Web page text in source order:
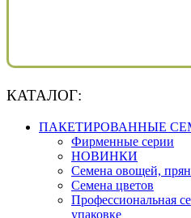
КАТАЛОГ:
ПАКЕТИРОВАННЫЕ
Фирменные серии
НОВИНКИ
Семена овощей,
Семена цветов
Профессиональная
упаковке